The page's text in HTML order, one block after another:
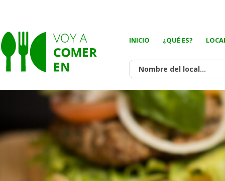
INICIO ¿QUÉ ES?